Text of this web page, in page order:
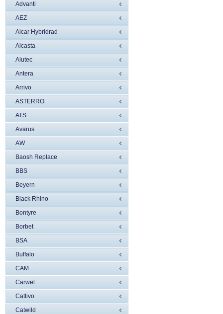
Advanti
AEZ
Alcar Hybridrad
Alcasta
Alutec
Antera
Arrivo
ASTERRO
ATS
Avarus
AW
Baosh Replace
BBS
Beyern
Black Rhino
Bontyre
Borbet
BSA
Buffalo
CAM
Carwel
Cattivo
Catwild